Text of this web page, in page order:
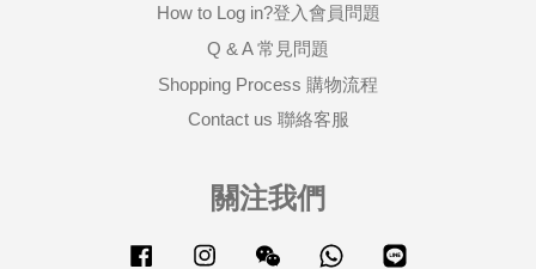
How to Log in?登入會員問題
Q & A 常見問題
Shopping Process 購物流程
Contact us 聯絡客服
關注我們
Facebook Instagram Wechat Whatsapp